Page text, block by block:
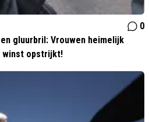
0
gluurbril: Vrouwen heimelijk
winst opstrijkt!